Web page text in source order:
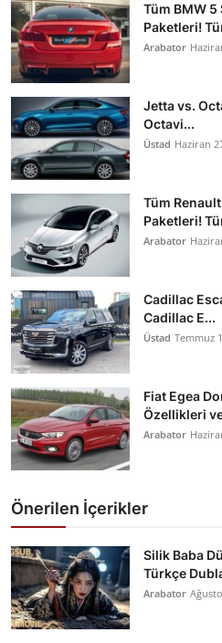
Tüm BMW 5
Paketleri!
Arabator
Jetta vs.
Octavi...
Üstad Haziran
Tüm
Paketleri!
Arabator
Cadillac
Cadillac E...
Üstad Temmuz
Fiat Egea
Özellikleri
Arabator
Önerilen İçerikler
Silik Baba
Türkçe
Arabator